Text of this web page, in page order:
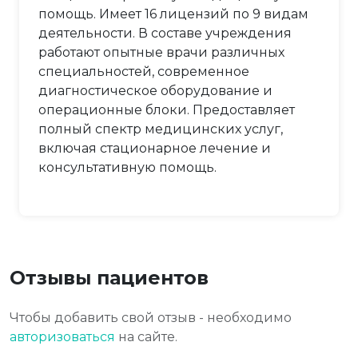
помощь. Имеет 16 лицензий по 9 видам
деятельности. В составе учреждения
работают опытные врачи различных
специальностей, современное
диагностическое оборудование и
операционные блоки. Предоставляет
полный спектр медицинских услуг,
включая стационарное лечение и
консультативную помощь.
Отзывы пациентов
Чтобы добавить свой отзыв - необходимо
авторизоваться на сайте.